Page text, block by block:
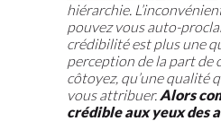
hiérarchie.
pouvez vous auto-
crédibilité est plus une
perception de la part de
côtoyez, qu’une qualité
vous attribuer. Alors
crédible aux yeux des